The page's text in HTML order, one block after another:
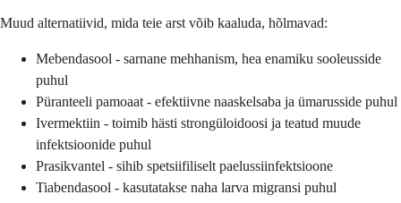
Muud alternatiivid, mida teie arst võib kaaluda, hõlmavad:
Mebendasool - sarnane mehhanism, hea enamiku sooleusside
puhul
Püranteeli pamoaat - efektiivne naaskelsaba ja ümarusside puhul
Ivermektiin - toimib hästi strongüloidoosi ja teatud muude
infektsioonide puhul
Prasikvantel - sihib spetsiifiliselt paelussiinfektsioone
Tiabendasool - kasutatakse naha larva migransi puhul